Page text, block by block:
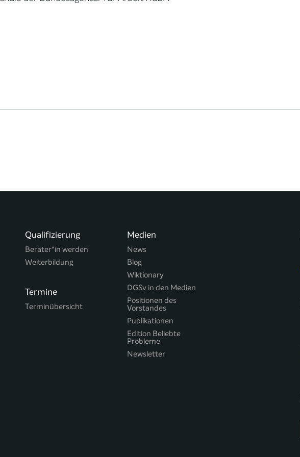
Qualifizierung
Berater*in werden
Weiterbildung
Termine
Terminübersicht
Medien
News
Blog
Wiktionary
DGSv in den Medien
Positionen des
Vorstandes
Publikationen
Edition Beliebte
Probleme
Newsletter